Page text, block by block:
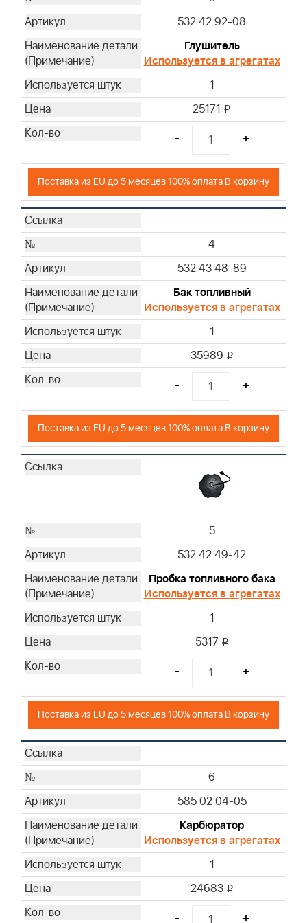
37
38
39
40
46
47
48
49
50
52
54
56
57
58
64
NOT SHOWN
532 42 92-08
Глушитель
Используется в агрегатах
1
25171 i
- +
Поставка из EU до 5 месяцев 100% оплата В корзину
4
532 43 48-89
Бак топливный
Используется в агрегатах
1
35989 i
- +
Поставка из EU до 5 месяцев 100% оплата В корзину
5
532 42 49-42
Пробка топливного бака
Используется в агрегатах
1
5317 i
- +
Поставка из EU до 5 месяцев 100% оплата В корзину
6
585 02 04-05
Карбюратор
Используется в агрегатах
1
24683 i
- +